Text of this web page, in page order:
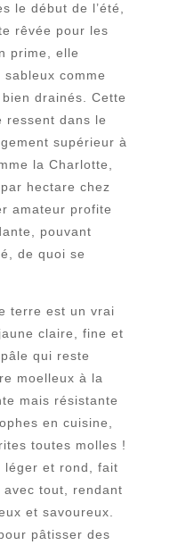
le début de l’été,
rêvée pour les
prime, elle
comme
drainés. Cette
ressent dans le
supérieur à
la Charlotte,
hectare chez
amateur profite
pouvant
de quoi se
terre est un vrai
claire, fine et
qui reste
moelleux à la
mais résistante
en cuisine,
toutes molles !
léger et rond, fait
avec tout, rendant
et savoureux.
pâtisser des